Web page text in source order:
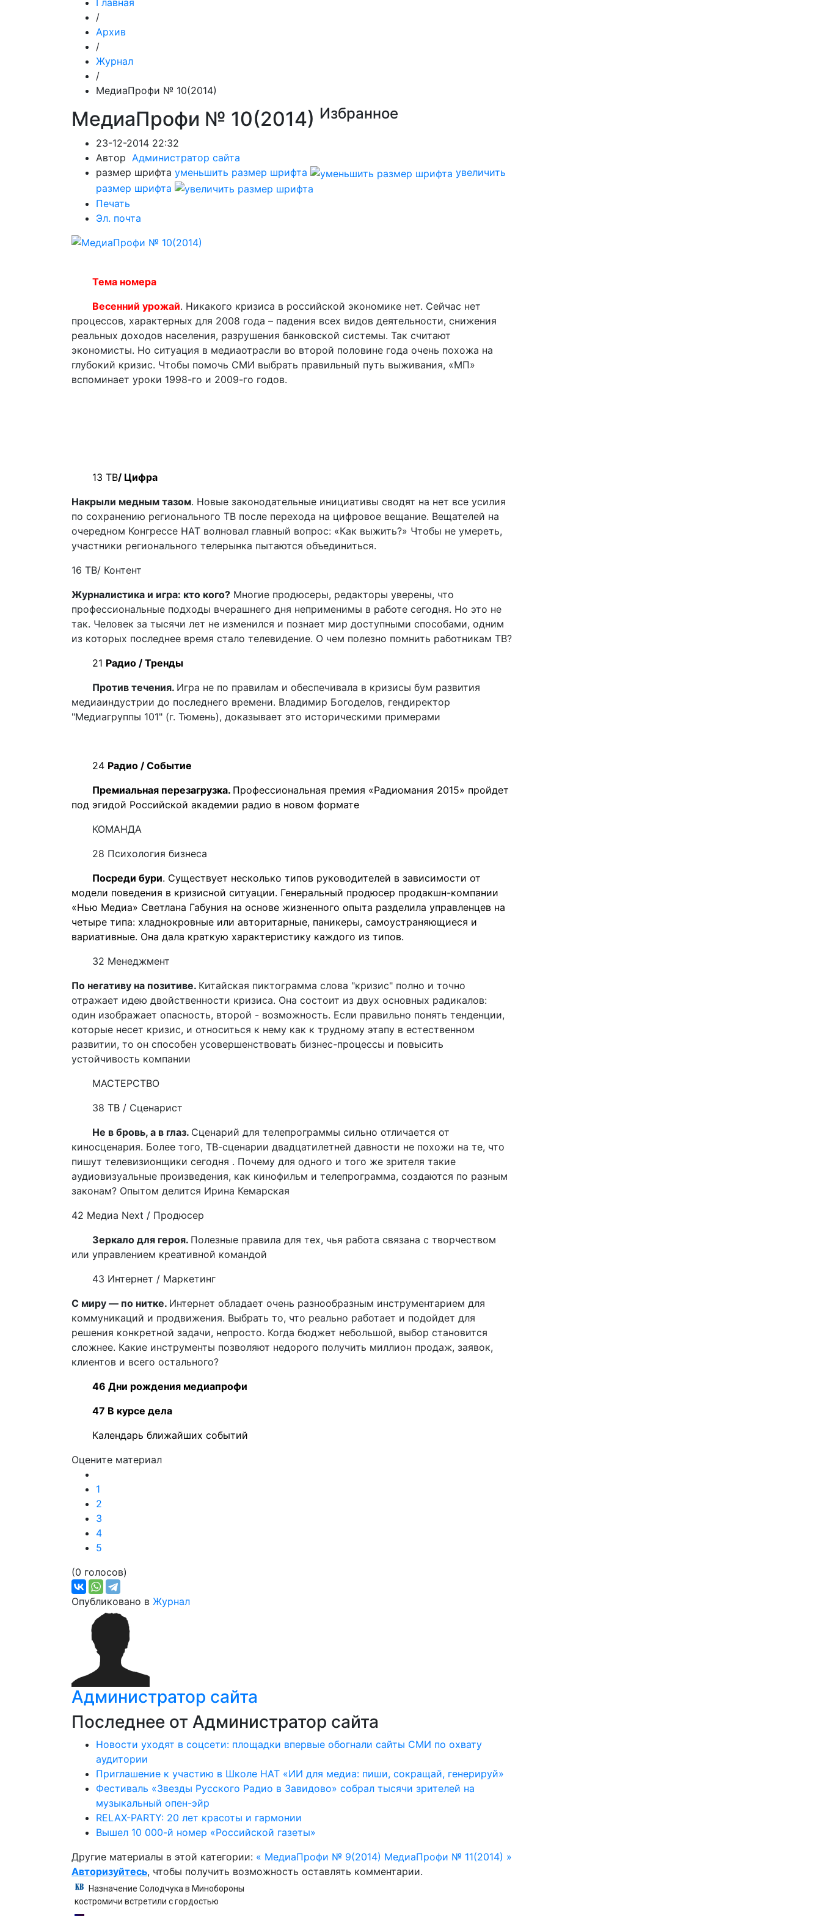
Главная
/
Архив
/
Журнал
/
МедиаПрофи № 10(2014)
МедиаПрофи № 10(2014) Избранное
23-12-2014 22:32
Автор Администратор сайта
размер шрифта уменьшить размер шрифта
увеличить
размер шрифта
Печать
Эл. почта
Тема номера
Весенний урожай. Никакого кризиса в российской экономике нет. Сейчас нет
процессов, характерных для 2008 года – падения всех видов деятельности, снижения
реальных доходов населения, разрушения банковской системы. Так считают
экономисты. Но ситуация в медиаотрасли во второй половине года очень похожа на
глубокий кризис. Чтобы помочь СМИ выбрать правильный путь выживания, «МП»
вспоминает уроки 1998-го и 2009-го годов.
13 ТВ/ Цифра
Накрыли медным тазом. Новые законодательные инициативы сводят на нет все усилия
по сохранению регионального ТВ после перехода на цифровое вещание. Вещателей на
очередном Конгрессе НАТ волновал главный вопрос: «Как выжить?» Чтобы не умереть,
участники регионального телерынка пытаются объединиться.
16 ТВ/ Контент
Журналистика и игра: кто кого? Многие продюсеры, редакторы уверены, что
профессиональные подходы вчерашнего дня неприменимы в работе сегодня. Но это не
так. Человек за тысячи лет не изменился и познает мир доступными способами, одним
из которых последнее время стало телевидение. О чем полезно помнить работникам ТВ?
21 Радио / Тренды
Против течения. Игра не по правилам и обеспечивала в кризисы бум развития
медиаиндустрии до последнего времени. Владимир Богоделов, гендиректор
"Медиагруппы 101" (г. Тюмень), доказывает это историческими примерами
24 Радио / Событие
Премиальная перезагрузка. Профессиональная премия «Радиомания 2015» пройдет
под эгидой Российской академии радио в новом формате
КОМАНДА
28 Психология бизнеса
Посреди бури. Существует несколько типов руководителей в зависимости от
модели поведения в кризисной ситуации. Генеральный продюсер продакшн-компании
«Нью Медиа» Светлана Габуния на основе жизненного опыта разделила управленцев на
четыре типа: хладнокровные или авторитарные, паникеры, самоустраняющиеся и
вариативные. Она дала краткую характеристику каждого из типов.
32 Менеджмент
По негативу на позитиве. Китайская пиктограмма слова "кризис" полно и точно
отражает идею двойственности кризиса. Она состоит из двух основных радикалов:
один изображает опасность, второй - возможность. Если правильно понять тенденции,
которые несет кризис, и относиться к нему как к трудному этапу в естественном
развитии, то он способен усовершенствовать бизнес-процессы и повысить
устойчивость компании
МАСТЕРСТВО
38 ТВ/ Сценарист
Не в бровь, а в глаз. Сценарий для телепрограммы сильно отличается от
киносценария. Более того, ТВ-сценарии двадцатилетней давности не похожи на те, что
пишут телевизионщики сегодня . Почему для одного и того же зрителя такие
аудиовизуальные произведения, как кинофильм и телепрограмма, создаются по разным
законам? Опытом делится Ирина Кемарская
42 Медиа Next / Продюсер
Зеркало для героя. Полезные правила для тех, чья работа связана с творчеством
или управлением креативной командой
43 Интернет / Маркетинг
С миру — по нитке. Интернет обладает очень разнообразным инструментарием для
коммуникаций и продвижения. Выбрать то, что реально работает и подойдет для
решения конкретной задачи, непросто. Когда бюджет небольшой, выбор становится
сложнее. Какие инструменты позволяют недорого получить миллион продаж, заявок,
клиентов и всего остального?
46 Дни рождения медиапрофи
47 В курсе дела
Календарь ближайших событий
Оцените материал
1
2
3
4
5
(0 голосов)
Опубликовано в Журнал
Администратор сайта
Последнее от Администратор сайта
Новости уходят в соцсети: площадки впервые обогнали сайты СМИ по охвату
аудитории
Приглашение к участию в Школе НАТ «ИИ для медиа: пиши, сокращай, генерируй»
Фестиваль «Звезды Русского Радио в Завидово» собрал тысячи зрителей на
музыкальный опен-эйр
RELAX-PARTY: 20 лет красоты и гармонии
Вышел 10 000-й номер «Российской газеты»
Другие материалы в этой категории: « МедиаПрофи № 9(2014) МедиаПрофи № 11(2014) »
Авторизуйтесь, чтобы получить возможность оставлять комментарии.
Назначение Солодчука в Минобороны
костромичи встретили с гордостью